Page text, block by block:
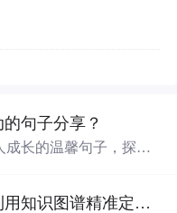
句子分享？
长的温馨句子，探讨
高校技术转移办公室如何利用知识图谱精准定位产业需求与技术适配点？.docx